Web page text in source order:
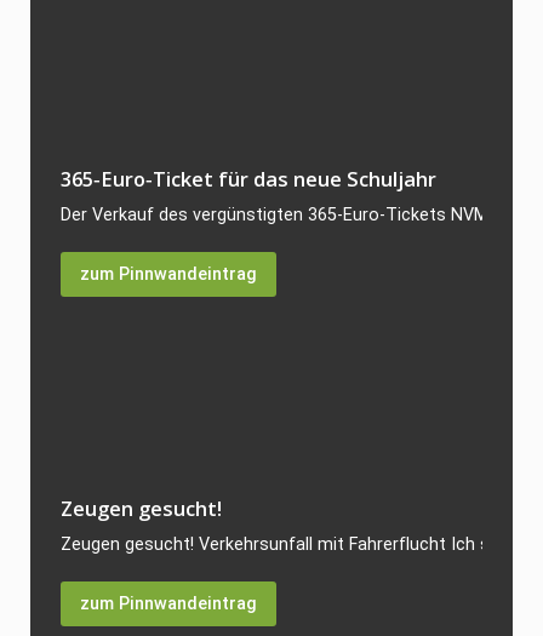
365‑Euro‑Ticket für das neue Schuljahr
Der Verkauf des vergünstigten 365‑Euro‑Tickets NVM für
zum Pinnwandeintrag
Zeugen gesucht!
Zeugen gesucht! Verkehrsunfall mit Fahrerflucht Ich suche
zum Pinnwandeintrag